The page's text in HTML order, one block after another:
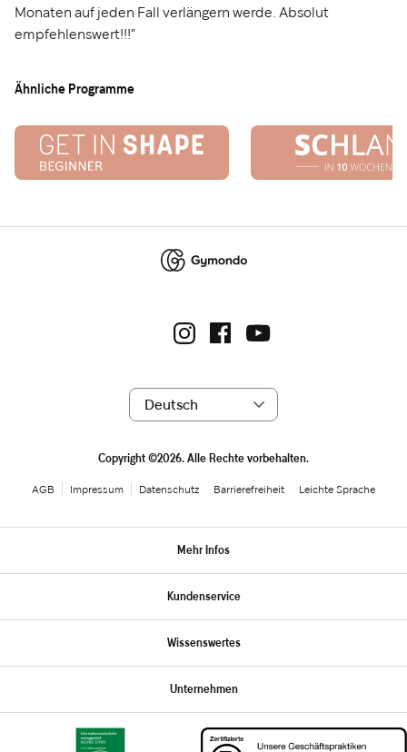
Monaten auf jeden Fall verlängern werde. Absolut
empfehlenswert!!!”
Ähnliche Programme
Copyright ©2026. Alle Rechte vorbehalten.
AGB Impressum Datenschutz Barrierefreiheit Leichte Sprache
Mehr Infos
Kundenservice
Wissenswertes
Unternehmen